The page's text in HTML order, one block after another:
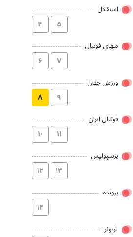
استقلال
۴ ۵
منهای فوتبال
۶ ۷
ورزش جهان
۸ ۹
فوتبال ایران
۱۰ ۱۱
پرسپولیس
۱۲ ۱۳
پرونده
۱۴
لژیونر